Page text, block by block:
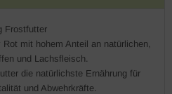
Frostfutter
mit hohem Anteil an natürlichen,
und Lachsfleisch.
die natürlichste Ernährung für
und Abwehrkräfte.